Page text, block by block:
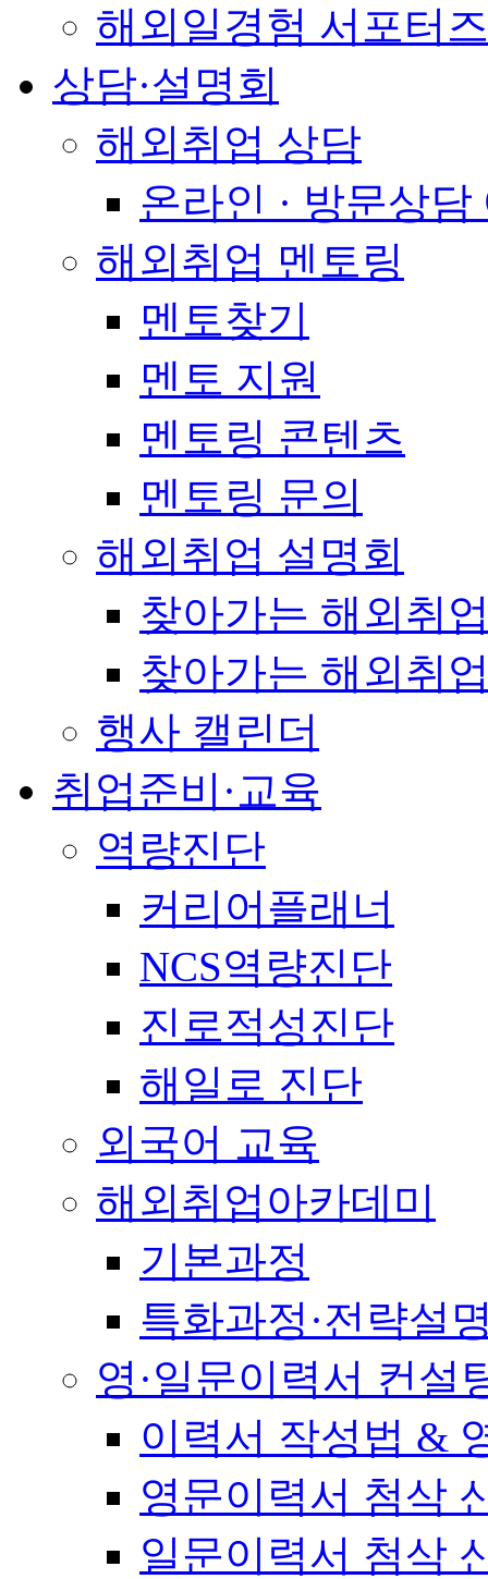
해외일경험 서포터
상담·설명회
해외취업 상담
온라인 · 방문상담
해외취업 멘토링
멘토찾기
멘토 지원
멘토링 콘텐츠
멘토링 문의
해외취업 설명회
찾아가는 해외취
찾아가는 해외취
행사 캘린더
취업준비·교육
역량진단
커리어플래너
NCS역량진단
진로적성진단
해일로 진단
외국어 교육
해외취업아카데미
기본과정
특화과정·전략설
영·일문이력서 컨설
이력서 작성법 &
영문이력서 첨삭
일문이력서 첨삭